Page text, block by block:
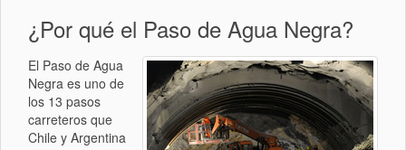
¿Por qué el Paso de Agua Negra?
El Paso de Agua
Negra es uno de
los 13 pasos
carreteros que
Chile y Argentina